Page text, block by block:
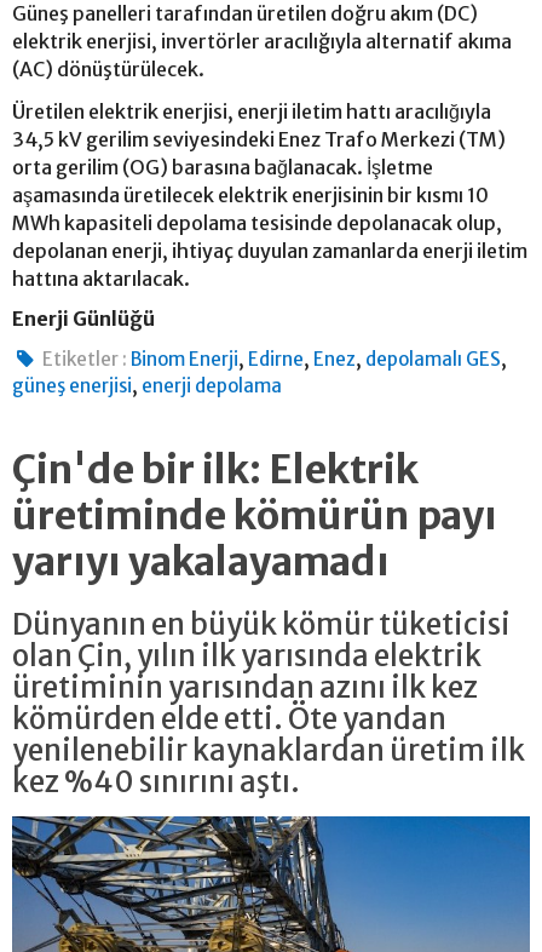
Güneş panelleri tarafından üretilen doğru akım (DC)
elektrik enerjisi, invertörler aracılığıyla alternatif akıma
(AC) dönüştürülecek.
Üretilen elektrik enerjisi, enerji iletim hattı aracılığıyla
34,5 kV gerilim seviyesindeki Enez Trafo Merkezi (TM)
orta gerilim (OG) barasına bağlanacak. İşletme
aşamasında üretilecek elektrik enerjisinin bir kısmı 10
MWh kapasiteli depolama tesisinde depolanacak olup,
depolanan enerji, ihtiyaç duyulan zamanlarda enerji iletim
hattına aktarılacak.
Enerji Günlüğü
Etiketler : Binom Enerji, Edirne, Enez, depolamalı GES,
güneş enerjisi, enerji depolama
Çin'de bir ilk: Elektrik
üretiminde kömürün payı
yarıyı yakalayamadı
Dünyanın en büyük kömür tüketicisi
olan Çin, yılın ilk yarısında elektrik
üretiminin yarısından azını ilk kez
kömürden elde etti. Öte yandan
yenilenebilir kaynaklardan üretim ilk
kez %40 sınırını aştı.